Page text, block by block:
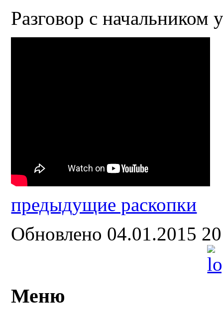
Разговор с
предыдущие раскопки
Обновлено 04.01.2015
Меню